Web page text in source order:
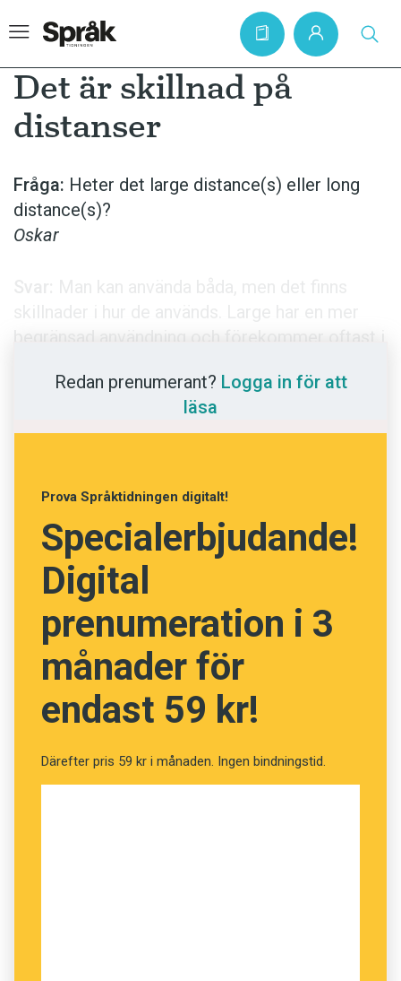
Artiklar
Krönikor
Språkfrågor
Podden
Anmäl till språkpolisen
Prenumerera
Läs Språktidningen digitalt
Press
Det är skillnad på
distanser
Fråga: Heter det large distance(s) eller long
distance(s)?
Oskar
begränsad användning och förekommer oftast i
Earth). Long används i fler sammanhang (till
exempel travel/drive long distances) och är
därför betydligt vanligare. Long-distance
distance running och i det allt mer föråldrade
Magnus Levin, Linnéuniversitetet
Redan prenumerant? Logga in för att
läsa
Prova Språktidningen digitalt!
Specialerbjudande!
Digital
prenumeration i 3
månader för
endast 59 kr!
Därefter pris 59 kr i månaden. Ingen bindningstid.